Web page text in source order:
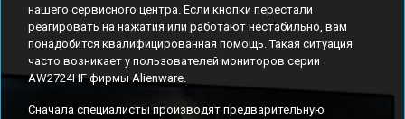
нашего сервисного центра. Если кнопки перестали
реагировать на нажатия или работают нестабильно, вам
понадобится квалифицированная помощь. Такая ситуация
часто возникает у пользователей мониторов серии
AW2724HF фирмы Alienware.
Сначала специалисты производят предварительную